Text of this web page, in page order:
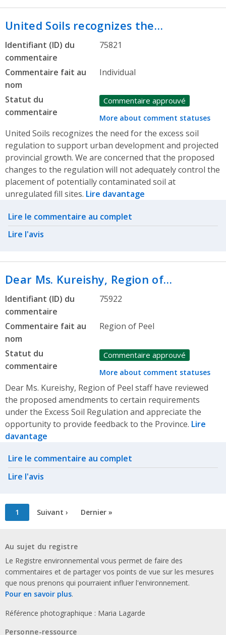
United Soils recognizes the…
Identifiant (ID) du
commentaire
75821
Commentaire fait au
nom
Individual
Statut du
commentaire
Commentaire approuvé
More about comment statuses
United Soils recognizes the need for the excess soil
regulation to support urban development and projected
provincial growth. We are concerned that the proposed
changes to the regulation will not adequately control the
placement of potentially contaminated soil at
unregulated fill sites. Lire davantage
Related actions
Lire le commentaire au complet
Lire l'avis
Dear Ms. Kureishy, Region of…
Identifiant (ID) du
commentaire
75922
Commentaire fait au
nom
Region of Peel
Statut du
commentaire
Commentaire approuvé
More about comment statuses
Dear Ms. Kureishy, Region of Peel staff have reviewed
the proposed amendments to certain requirements
under the Excess Soil Regulation and appreciate the
opportunity to provide feedback to the Province. Lire
davantage
Related actions
Lire le commentaire au complet
Lire l'avis
Pagination
Page
courante
1
Page
Suivant ›
Dernière
Dernier »
Au sujet du registre
Le Registre environnemental vous permet de faire des
commentaires et de partager vos points de vue sur les mesures
que nous prenons qui pourraient influer l'environnement.
Pour en savoir plus.
Référence photographique : Maria Lagarde
Personne-ressource